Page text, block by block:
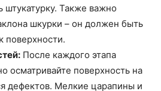
штукатурку. Также важно
шкурки – он должен быть
поверхности.
После каждого этапа
осматривайте поверхность на
дефектов. Мелкие царапины и